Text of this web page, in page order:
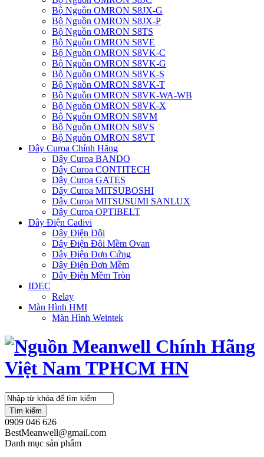
Bộ Nguồn OMRON S8JX-G
Bộ Nguồn OMRON S8JX-P
Bộ Nguồn OMRON S8TS
Bộ Nguồn OMRON S8VE
Bộ Nguồn OMRON S8VK-C
Bộ Nguồn OMRON S8VK-G
Bộ Nguồn OMRON S8VK-S
Bộ Nguồn OMRON S8VK-T
Bộ Nguồn OMRON S8VK-WA-WB
Bộ Nguồn OMRON S8VK-X
Bộ Nguồn OMRON S8VM
Bộ Nguồn OMRON S8VS
Bộ Nguồn OMRON S8VT
Dây Curoa Chính Hãng
Dây Curoa BANDO
Dây Curoa CONTITECH
Dây Curoa GATES
Dây Curoa MITSUBOSHI
Dây Curoa MITSUSUMI SANLUX
Dây Curoa OPTIBELT
Dây Điện Cadivi
Dây Điện Đôi
Dây Điện Đôi Mềm Ovan
Dây Điện Đơn Cứng
Dây Điện Đơn Mềm
Dây Điện Mềm Tròn
IDEC
Relay
Màn Hình HMI
Màn Hình Weintek
Tìm kiếm
0909 046 626
BestMeanwell@gmail.com
Danh mục sản phẩm